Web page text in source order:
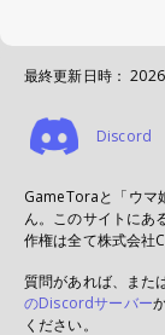
最終更新日時：
Discord
GameToraと「ウマ
ん。このサイトにあ
作権は全て株式会社
質問があれば、また
のDiscordサーバー
ください。